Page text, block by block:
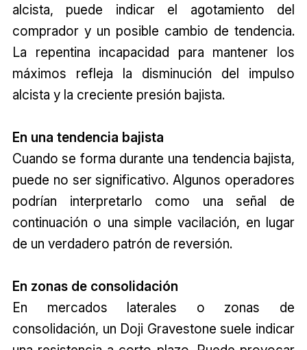
alcista, puede indicar el agotamiento del
comprador y un posible cambio de tendencia.
La repentina incapacidad para mantener los
máximos refleja la disminución del impulso
alcista y la creciente presión bajista.
En una tendencia bajista
Cuando se forma durante una tendencia bajista,
puede no ser significativo. Algunos operadores
podrían interpretarlo como una señal de
continuación o una simple vacilación, en lugar
de un verdadero patrón de reversión.
En zonas de consolidación
En mercados laterales o zonas de
consolidación, un Doji Gravestone suele indicar